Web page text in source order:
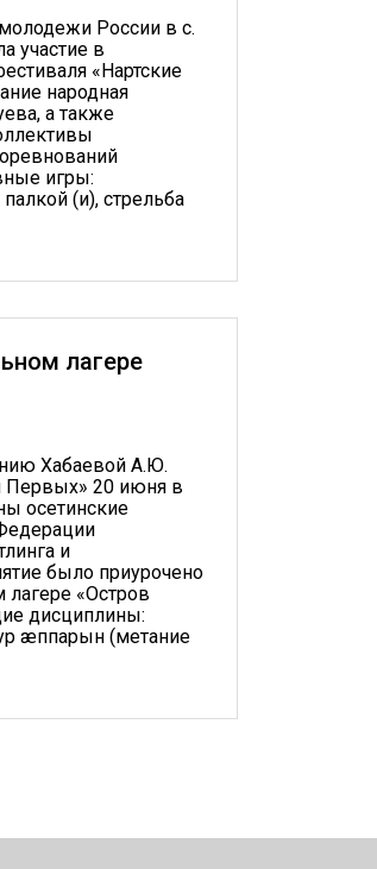
России в с.
участие в
«Нартские
народная
а также
игры:
(и), стрельба
лагере
Хабаевой А.Ю.
Первых» 20 июня в
осетинские
и
было приурочено
«Остров
дисциплины:
æппарын (метание